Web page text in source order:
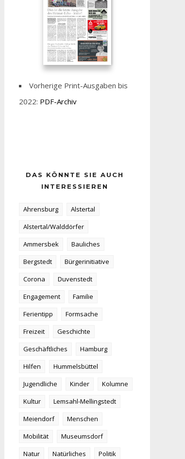
Vorherige Print-Ausgaben bis
2022: PDF-Archiv
DAS KÖNNTE SIE AUCH
INTERESSIEREN
Ahrensburg
Alstertal
Alstertal/Walddörfer
Ammersbek
Bauliches
Bergstedt
Bürgerinitiative
Corona
Duvenstedt
Engagement
Familie
Ferientipp
Formsache
Freizeit
Geschichte
Geschäftliches
Hamburg
Hilfen
Hummelsbüttel
Jugendliche
Kinder
Kolumne
Kultur
Lemsahl-Mellingstedt
Meiendorf
Menschen
Mobilität
Museumsdorf
Natur
Natürliches
Politik